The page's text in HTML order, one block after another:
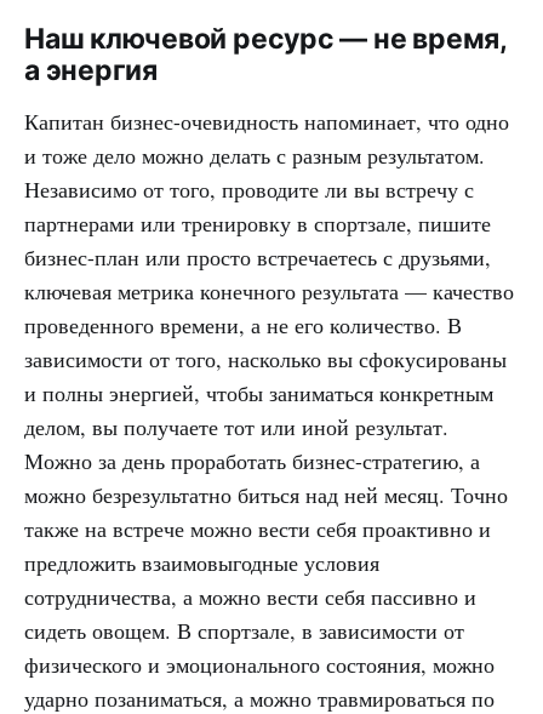
Наш ключевой ресурс — не время,
а энергия
Капитан бизнес-очевидность напоминает, что одно
и тоже дело можно делать с разным результатом.
Независимо от того, проводите ли вы встречу с
партнерами или тренировку в спортзале, пишите
бизнес-план или просто встречаетесь с друзьями,
ключевая метрика конечного результата — качество
проведенного времени, а не его количество. В
зависимости от того, насколько вы сфокусированы
и полны энергией, чтобы заниматься конкретным
делом, вы получаете тот или иной результат.
Можно за день проработать бизнес-стратегию, а
можно безрезультатно биться над ней месяц. Точно
также на встрече можно вести себя проактивно и
предложить взаимовыгодные условия
сотрудничества, а можно вести себя пассивно и
сидеть овощем. В спортзале, в зависимости от
физического и эмоционального состояния, можно
ударно позаниматься, а можно травмироваться по